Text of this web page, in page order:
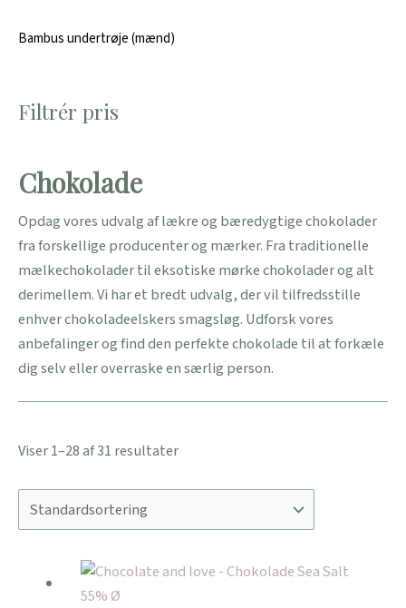
Bambus undertrøje (mænd)
Filtrér pris
Chokolade
Opdag vores udvalg af lækre og bæredygtige chokolader
fra forskellige producenter og mærker. Fra traditionelle
mælkechokolader til eksotiske mørke chokolader og alt
derimellem. Vi har et bredt udvalg, der vil tilfredsstille
enhver chokoladeelskers smagsløg. Udforsk vores
anbefalinger og find den perfekte chokolade til at forkæle
dig selv eller overraske en særlig person.
Viser 1–28 af 31 resultater